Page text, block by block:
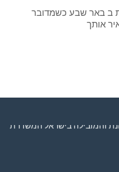
ב באר שבע כשמדובר
אותך